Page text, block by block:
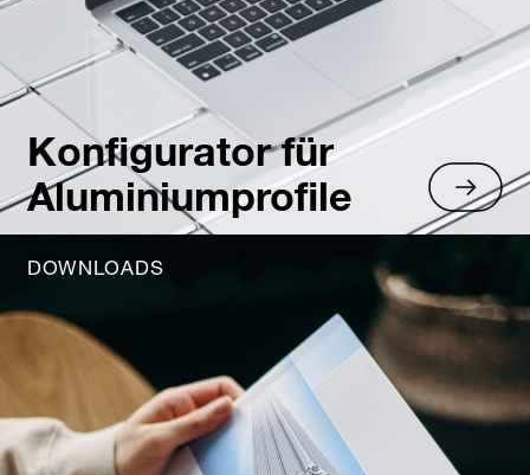
Konfigurator für
Aluminiumprofile
DOWNLOADS